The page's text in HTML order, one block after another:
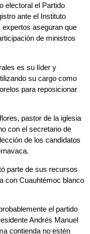
electoral el Partido
ante el Instituto
aseguran que
de ministros
es su líder y
su cargo como
para reposicionar
pastor de la iglesia
con el secretario de
de los candidatos
parte de sus recursos
con Cuauhtémoc blanco
el partido
Andrés Manuel
contienda no estén